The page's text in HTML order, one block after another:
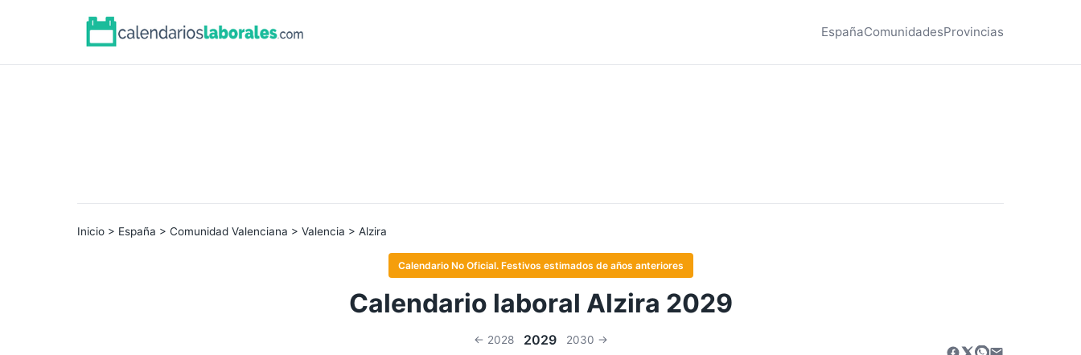
EspañaComunidadesProvincias
Inicio > España > Comunidad Valenciana > Valencia > Alzira
Calendario No Oficial. Festivos estimados de años anteriores
Calendario laboral Alzira 2029
← 2028 2029 2030 →